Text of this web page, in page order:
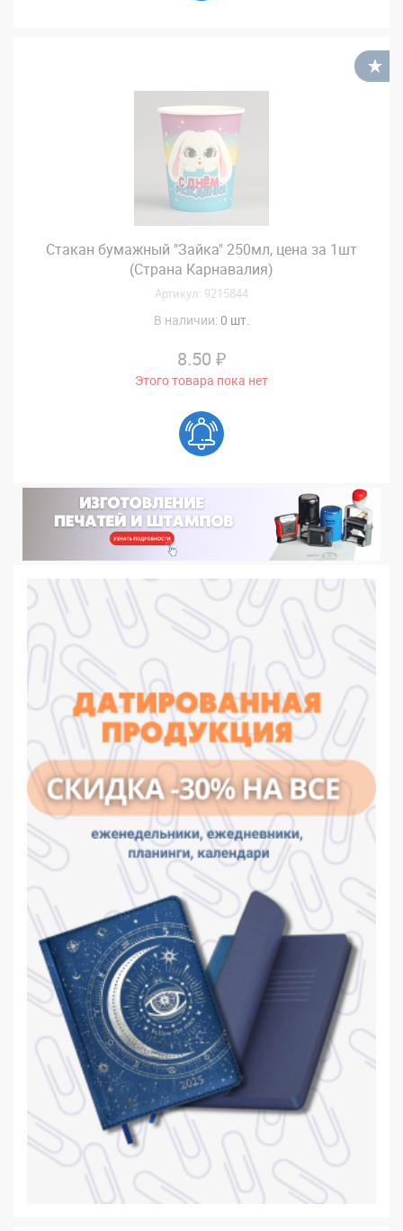
Стакан бумажный "Зайка" 250мл, цена за 1шт
(Страна Карнавалия)
Артикул: 9215844
В наличии: 0 шт.
8.50 ₽
Этого товара пока нет